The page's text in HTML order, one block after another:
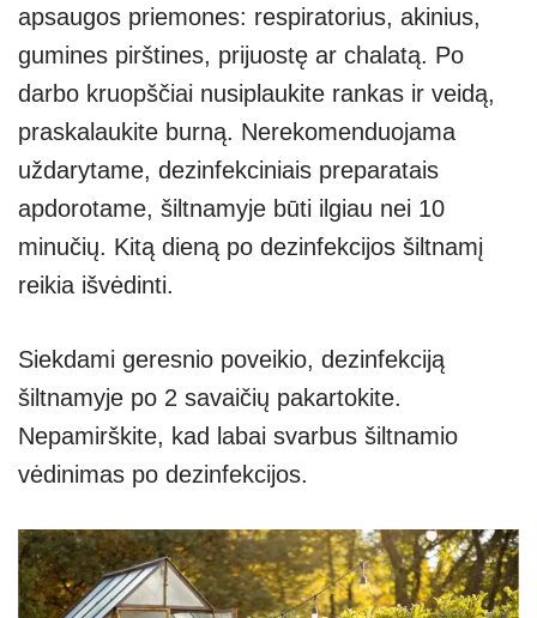
apsaugos priemones: respiratorius, akinius,
gumines pirštines, prijuostę ar chalatą. Po
darbo kruopščiai nusiplaukite rankas ir veidą,
praskalaukite burną. Nerekomenduojama
uždarytame, dezinfekciniais preparatais
apdorotame, šiltnamyje būti ilgiau nei 10
minučių. Kitą dieną po dezinfekcijos šiltnamį
reikia išvėdinti.
Siekdami geresnio poveikio, dezinfekciją
šiltnamyje po 2 savaičių pakartokite.
Nepamirškite, kad labai svarbus šiltnamio
vėdinimas po dezinfekcijos.